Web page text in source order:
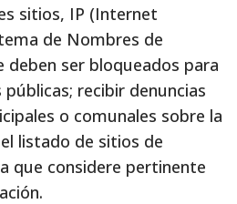
sitios, IP (Internet
de Nombres de
deben ser bloqueados para
recibir denuncias
o comunales sobre la
listado de sitios de
que considere pertinente